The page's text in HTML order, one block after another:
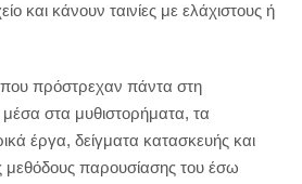
και κάνουν ταινίες με ελάχιστους ή
που πρόστρεχαν πάντα στη
μέσα στα μυθιστορήματα, τα
έργα, δείγματα κατασκευής και
μεθόδους παρουσίασης του έσω